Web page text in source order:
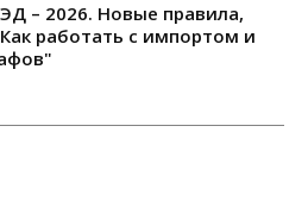
– 2026. Новые правила,
работать с импортом и